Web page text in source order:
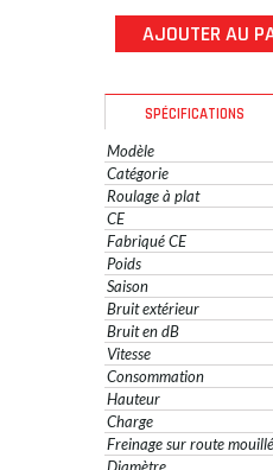
AJOUTER AU
SPÉCIFICATIONS
Modèle
Catégorie
Roulage à plat
CE
Fabriqué CE
Poids
Saison
Bruit extérieur
Bruit en dB
Vitesse
Consommation
Hauteur
Charge
Freinage sur route